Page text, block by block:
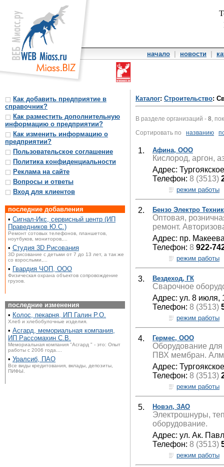
начало новости
Как добавить предприятие в
справочник?
Как разместить дополнительную
информацию о предприятии?
Как изменить информацию о
предприятии?
Пользовательское соглашение
Политика конфиденциальности
Реклама на сайте
Вопросы и ответы
Вход для клиентов
последние добавления
• Сигнал-Икс, сервисный центр (ИП
Праведников Ю.С.)
Ремонт сотовых телефонов, планшетов,
ноутбуков, мониторов,...
• Студия 3D Рисования
3D рисование с детьми от 7 до 13 лет, а так же
со взрослыми,...
• Гвардия ЧОП, ООО
Физическая охрана объектов сопровождение
грузов.
последние изменения
• Колос, пекарня, ИП Галин Р.О.
Хлеб и хлебобулочные изделия.
• Асгард, мемориальная компания,
ИП Рассомахин С.В.
Мемориальная компания "Асгард " - это: Опыт
работы с 2006 года....
• Уралсиб, ПАО
Все виды кредитования, вклады, депозиты,
ПИФЫ.
Каталог: Строительство:
В разделе организаций - 8 ,
Сортировать по названию
1. Афина, ООО
Кислород, аргон,
Адрес:
Телефон: 8 (3513)
режим работы
2. Бензо Электро
Оптовая,
ремонт.
Адрес: пр.
Телефон: 8 922-
режим работы
3. Вездеход, ГК
Сварочное
Адрес: ул. 8 июля,
Телефон: 8 (3513)
режим работы
4. Гермес, ООО
Оборудование для
ПВХ мембран.
Адрес:
Телефон: 8 (3513)
режим работы
5. Новэл, ЗАО
Электрошнуры,
оборудование.
Адрес: ул. Ак.
Телефон: 8 (3513)
режим работы